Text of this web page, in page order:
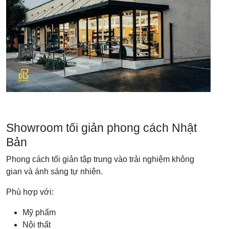
Showroom tối giản phong cách Nhật
Bản
Phong cách tối giản tập trung vào trải nghiệm không
gian và ánh sáng tự nhiên.
Phù hợp với:
Mỹ phẩm
Nội thất